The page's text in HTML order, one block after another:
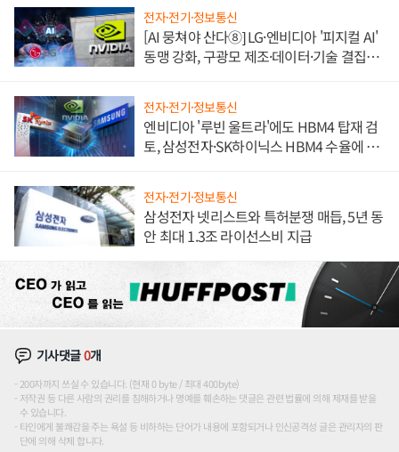
전자·전기·정보통신
[AI 뭉쳐야 산다⑧] LG·엔비디아 '피지컬 AI'
동맹 강화, 구광모 제조·데이터·기술 결집
전자·전기·정보통신
엔비디아 '루빈 울트라'에도 HBM4 탑재 검
토, 삼성전자·SK하이닉스 HBM4 수율에 주
전자·전기·정보통신
삼성전자 넷리스트와 특허분쟁 매듭, 5년 동
안 최대 1.3조 라이선스비 지급
기사댓글0개
200자까지 쓰실 수 있습니다. (현재 0 byte / 최대 400byte)
저작권 등 다른 사람의 권리를 침해하거나 명예를 훼손하는 댓글은 관련 법률에 의해 제재를 받을
수 있습니다.
타인에게 불쾌감을 주는 욕설 등 비하하는 단어가 내용에 포함되거나 인신공격성 글은 관리자의 판
단에 의해 삭제 합니다.